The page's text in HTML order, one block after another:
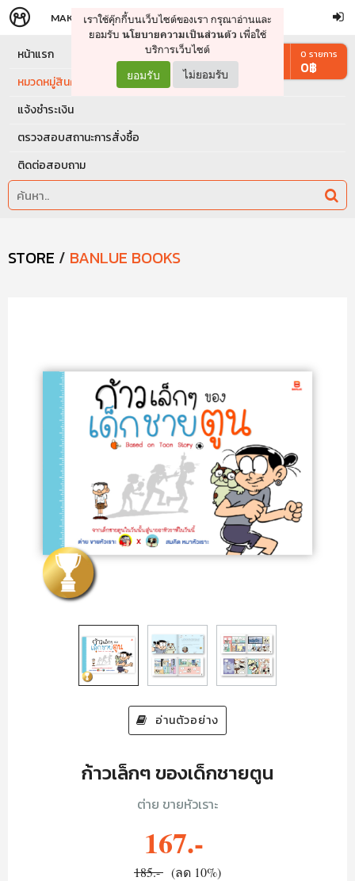
จัดการรถเข็น ดำเนินการต่อ
MAKERS STORE
เราใช้คุ๊กกี้บนเว็บไซต์ของเรา กรุณาอ่านและ
ยอมรับ นโยบายความเป็นส่วนตัว เพื่อใช้
บริการเว็บไซต์
ยอมรับ ไม่ยอมรับ
หน้าแรก
หมวดหมู่สินค้า
แจ้งชำระเงิน
ตรวจสอบสถานะการสั่งซื้อ
ติดต่อสอบถาม
0 รายการ
0฿
STORE / BANLUE BOOKS
อ่านตัวอย่าง
ก้าวเล็กๆ ของเด็กชายตูน
ต่าย ขายหัวเราะ
167.-
185.- (ลด 10%)